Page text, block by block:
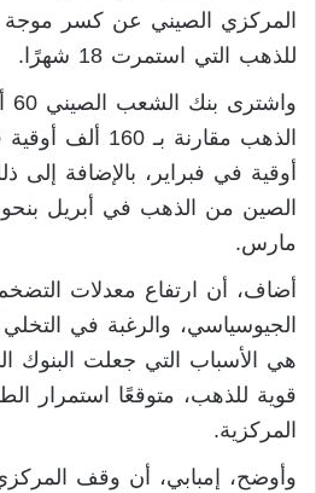
المركزي الصيني عن كسر موجة
للذهب التي استمرت 18 شهرًا.
أوقية في فبراير، بالإضافة
مارس.
أضاف، أن ارتفاع معدلات
الجيوسياسي، والرغبة في
هي الأسباب التي جعلت البنوك
قوية للذهب، متوقعًا استمرار
المركزية.
وأوضح، إمبابي، أن وقف